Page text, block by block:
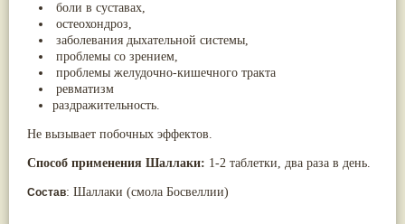
боли в суставах,
остеохондроз,
заболевания дыхательной системы,
проблемы со зрением,
проблемы желудочно-кишечного тракта
ревматизм
раздражительность.
Не вызывает побочных эффектов.
Способ применения Шаллаки: 1-2 таблетки, два раза в день.
Состав: Шаллаки (смола Босвеллии)